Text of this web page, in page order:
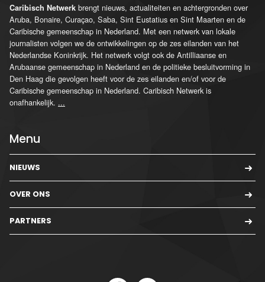
Caribisch Netwerk brengt nieuws, actualiteiten en achtergronden over
Aruba, Bonaire, Curaçao, Saba, Sint Eustatius en Sint Maarten en de
Caribische gemeenschap in Nederland. Met een netwerk van lokale
journalisten volgen we de ontwikkelingen op de zes eilanden van het
Nederlandse Koninkrijk. Het netwerk volgt ook de Antilliaanse en
Arubaanse gemeenschap in Nederland en de politieke besluitvorming in
Den Haag die gevolgen heeft voor de zes eilanden en/of voor de
Caribische gemeenschap in Nederland. Caribisch Netwerk is
onafhankelijk. ...
Menu
NIEUWS
OVER ONS
PARTNERS